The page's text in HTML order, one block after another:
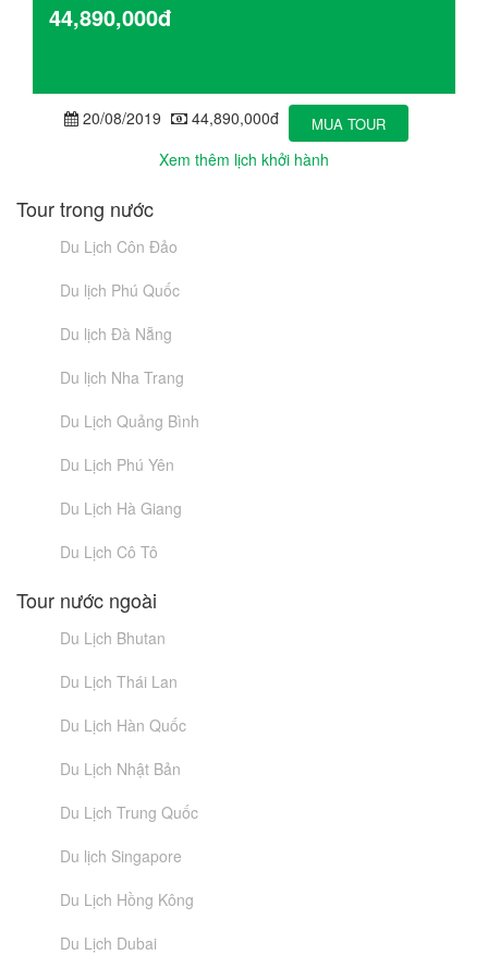
44,890,000đ
20/08/2019 44,890,000đ MUA TOUR
Xem thêm lịch khởi hành
Tour trong nước
Du Lịch Côn Đảo
Du lịch Phú Quốc
Du lịch Đà Nẵng
Du lịch Nha Trang
Du Lịch Quảng Bình
Du Lịch Phú Yên
Du Lịch Hà Giang
Du Lịch Cô Tô
Tour nước ngoài
Du Lịch Bhutan
Du Lịch Thái Lan
Du Lịch Hàn Quốc
Du Lịch Nhật Bản
Du Lịch Trung Quốc
Du lịch Singapore
Du Lịch Hồng Kông
Du Lịch Dubai